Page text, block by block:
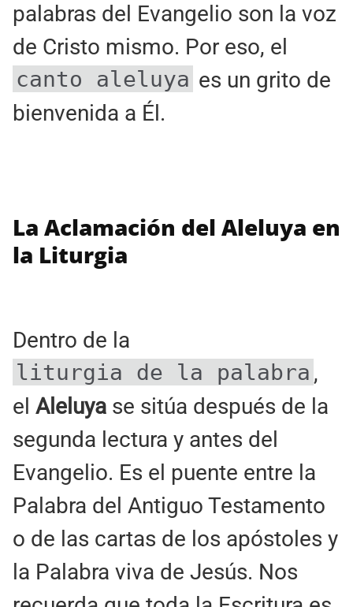
palabras del Evangelio son la voz
de Cristo mismo. Por eso, el
canto aleluya es un grito de
bienvenida a Él.
La Aclamación del Aleluya en
la Liturgia
Dentro de la
liturgia de la palabra ,
el Aleluya se sitúa después de la
segunda lectura y antes del
Evangelio. Es el puente entre la
Palabra del Antiguo Testamento
o de las cartas de los apóstoles y
la Palabra viva de Jesús. Nos